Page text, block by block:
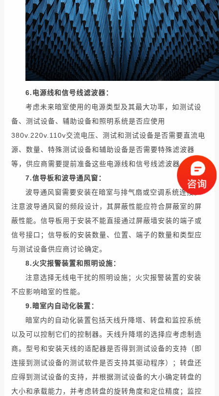
6. 电源线和信号线滤波器：
考虑未来暗室使用 的电源类型及其最大功率，如测试设
备、 测试设备、 辅助设备和照明系统是否应使用
380v.220v.110v交流电压、 测试和测试设备是否需要直流电
源、 数量、 特殊测试设备和辅助设备是否需要特殊滤波器
等， 供应商需要提前准备这些电源线和信号线滤波器。
7.信导板和波导通风窗：
波导通风窗需要安装在暗室与排气扇或空调系统连接
注意波导通风窗的频段设计，其屏蔽性能应符合屏蔽室的屏
蔽性能。 信导板用于安装不能直接通过屏蔽墙安装的端子或
信号接口 ；信导板的安装数量、 位置、 端子的数量和类型应
与测试设备供应商讨论确定。
8.火灾报警装置和照明设施：
注意选择无线电干扰的照明设施； 火灾报警装置的安装
不应影响 暗室的性能。
9.暗室内自动化装置：
暗室内的 自动化装置包括天线升降塔、转盘和监控系统
以及可以控制 它们 的控制器。 天线升降塔的选择应考虑制造
商。 型号和安装天线的适配器是否得到 测试设备的支持 （即
连接到 测试设备的测试软件是否支持其驱动程序）； 转盘还
应得到 测试设备的支持，并根据测试设备的大小确定转盘的
大小和承载能力 ，并考虑转盘的旋转角度和定位精度；监控